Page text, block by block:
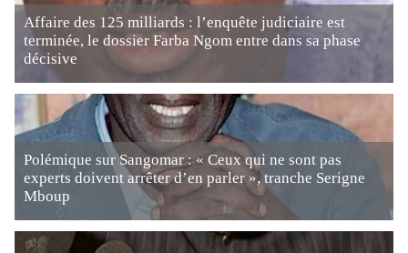
Affaire des 125 milliards : l’enquête judiciaire est
terminée, le dossier Farba Ngom entre dans sa phase
décisive
Polémique sur Sangomar : « Ceux qui ne sont pas
experts doivent arrêter d’en parler », tranche Serigne
Mboup